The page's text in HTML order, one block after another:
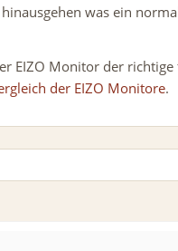
was ein
EIZO Monitor der
der EIZO Monitore.